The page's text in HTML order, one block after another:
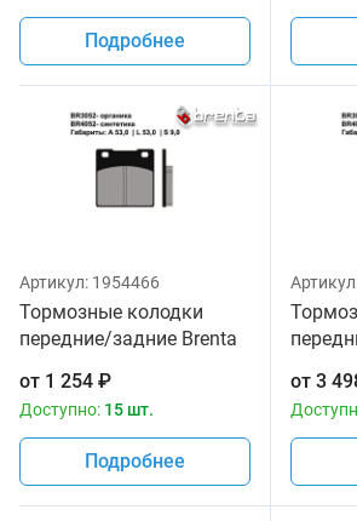
Подробнее
Артикул: 1954466
Тормозные колодки
передние/задние Brenta
от 1 254 ₽
Доступно: 15 шт.
Подробнее
от 3